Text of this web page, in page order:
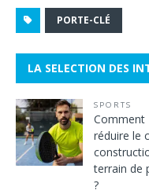
PORTE-CLÉ
LA SELECTION DES
SPORTS
Comment
réduire le
terrain de
?